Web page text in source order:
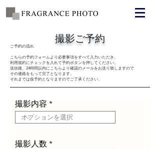
撮影ご予約
ご予約の流れ
こちらの予約フォームより必要事項をすべて入力いただき、
利用規約にチェックを入れて予約ボタンを押してください。
送信後、24時間以内にこちらより確認のメールをお送り致しますので
その連絡をもって完了となります。
それまでは仮予約となりますのでご了承ください。
撮影内容
撮影人数